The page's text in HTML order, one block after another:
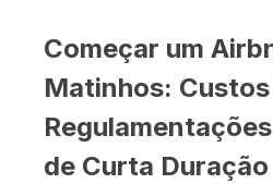
Começar um
Matinhos:
de Curta Duração